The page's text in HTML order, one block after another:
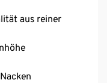
aus reiner